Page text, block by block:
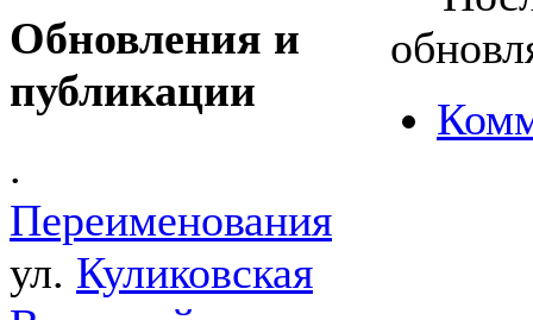
Обновления и
публикации
.
Переименования
ул. Куликовская